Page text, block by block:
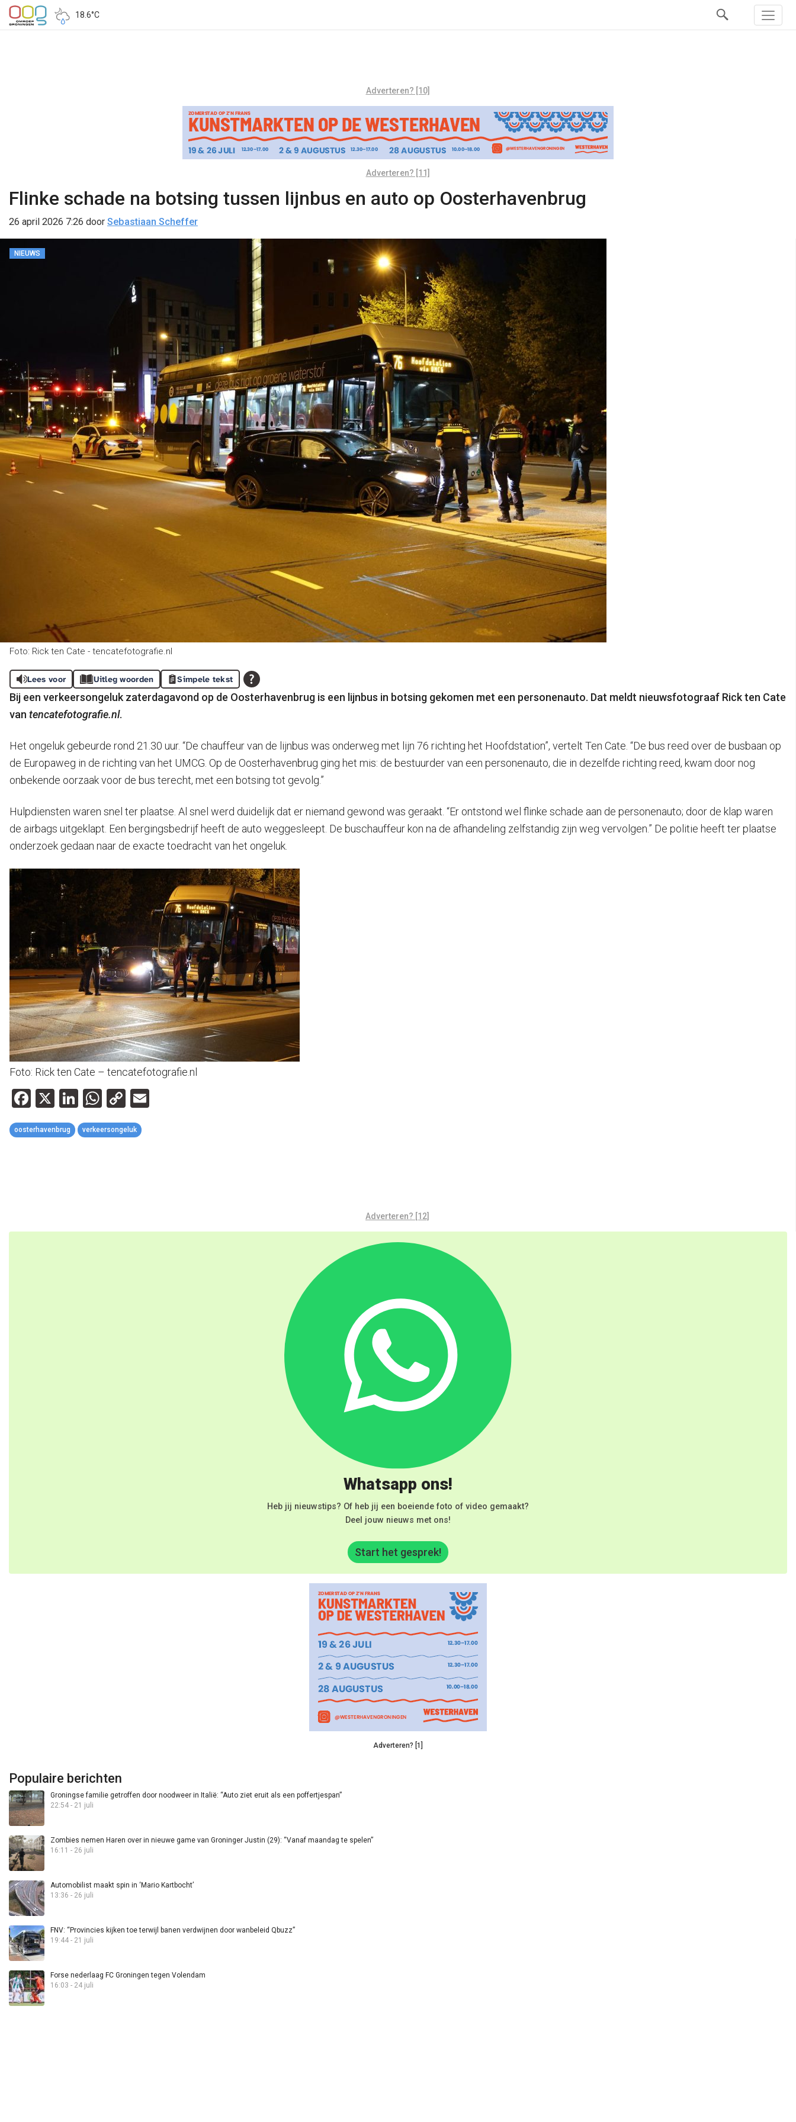
18.6°C
Adverteren? [10]
Adverteren? [11]
Flinke schade na botsing tussen lijnbus en auto op Oosterhavenbrug
26 april 2026 7:26 door Sebastiaan Scheffer
NIEUWS
Foto: Rick ten Cate - tencatefotografie.nl
Lees voor Uitleg woorden Simpele tekst
Bij een verkeersongeluk zaterdagavond op de Oosterhavenbrug is een lijnbus in botsing gekomen met een personenauto. Dat meldt nieuwsfotograaf Rick ten Cate
van tencatefotografie.nl.
Het ongeluk gebeurde rond 21.30 uur. “De chauffeur van de lijnbus was onderweg met lijn 76 richting het Hoofdstation”, vertelt Ten Cate. “De bus reed over de busbaan op
de Europaweg in de richting van het UMCG. Op de Oosterhavenbrug ging het mis: de bestuurder van een personenauto, die in dezelfde richting reed, kwam door nog
onbekende oorzaak voor de bus terecht, met een botsing tot gevolg.”
Hulpdiensten waren snel ter plaatse. Al snel werd duidelijk dat er niemand gewond was geraakt. “Er ontstond wel flinke schade aan de personenauto; door de klap waren
de airbags uitgeklapt. Een bergingsbedrijf heeft de auto weggesleept. De buschauffeur kon na de afhandeling zelfstandig zijn weg vervolgen.” De politie heeft ter plaatse
onderzoek gedaan naar de exacte toedracht van het ongeluk.
Foto: Rick ten Cate – tencatefotografie.nl
Facebook
X LinkedIn
WhatsApp
Copy
Link
oosterhavenbrug verkeersongeluk
Adverteren? [12]
Whatsapp ons!
Heb jij nieuwstips? Of heb jij een boeiende foto of video gemaakt?
Deel jouw nieuws met ons!
Start het gesprek!
Adverteren? [1]
Populaire berichten
Groningse familie getroffen door noodweer in Italië: “Auto ziet eruit als een poffertjespan”
22:54 - 21 juli
Zombies nemen Haren over in nieuwe game van Groninger Justin (29): “Vanaf maandag te spelen”
16:11 - 26 juli
Automobilist maakt spin in ‘Mario Kartbocht’
13:36 - 26 juli
FNV: “Provincies kijken toe terwijl banen verdwijnen door wanbeleid Qbuzz”
19:44 - 21 juli
Forse nederlaag FC Groningen tegen Volendam
16:03 - 24 juli